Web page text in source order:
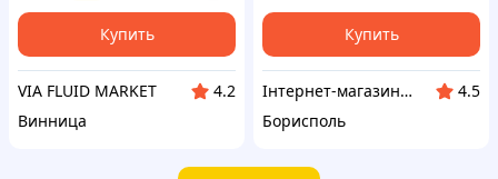
Купить
VIA FLUID MARKET
4.2
Винница
Купить
Інтернет-магазин запчастин джанк ярд Б/у запчастин
4.5
Борисполь